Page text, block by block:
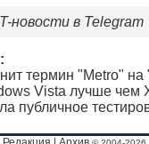
новости в Telegram
термин "Metro"
Vista лучше чем
публичное